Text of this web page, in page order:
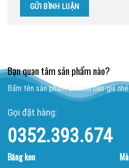
Bạn quan tâm sản phẩm nào?
Bấm tên sản phẩm để xem báo giá
Gọi đặt hàng:
0352.393.674
Băng keo